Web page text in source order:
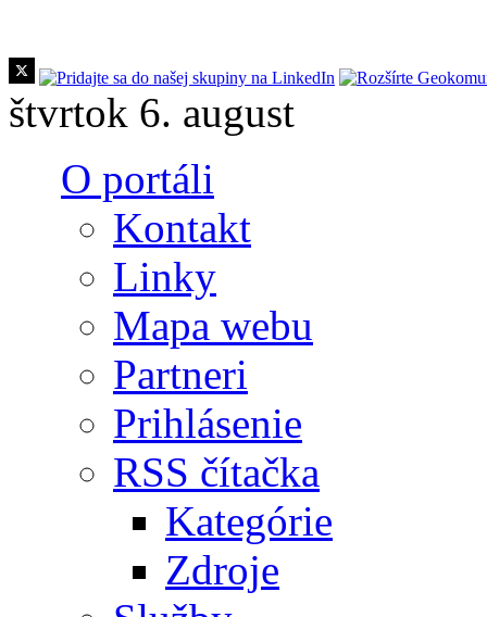
Skočiť na hlavný obsah
štvrtok 6. august
O portáli
Kontakt
Linky
Mapa webu
Partneri
Prihlásenie
RSS čítačka
Kategórie
Zdroje